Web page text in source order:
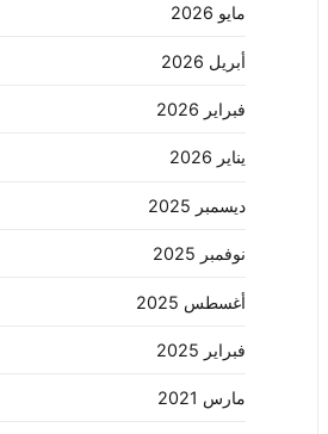
مايو 2026
أبريل 2026
فبراير 2026
يناير 2026
ديسمبر 2025
نوفمبر 2025
أغسطس 2025
فبراير 2025
مارس 2021